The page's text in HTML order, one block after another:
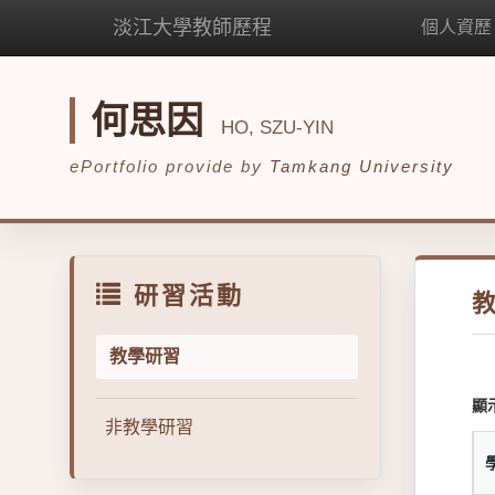
淡江大學教師歷程 個人資歷
何思因 HO, SZU-YIN
ePortfolio provide by Tamkang University
研習活動
教學研習
非教學研習
顯